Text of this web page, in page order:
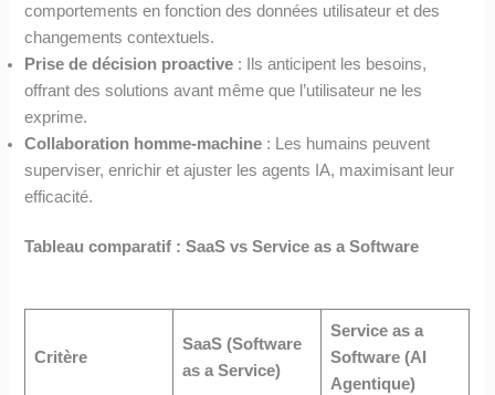
comportements en fonction des données utilisateur et des
changements contextuels.
Prise de décision proactive : Ils anticipent les besoins,
offrant des solutions avant même que l’utilisateur ne les
exprime.
Collaboration homme-machine : Les humains peuvent
superviser, enrichir et ajuster les agents IA, maximisant leur
efficacité.
Tableau comparatif : SaaS vs Service as a Software
Critère
SaaS (Software
as a Service)
Service as a
Software (AI
Agentique)